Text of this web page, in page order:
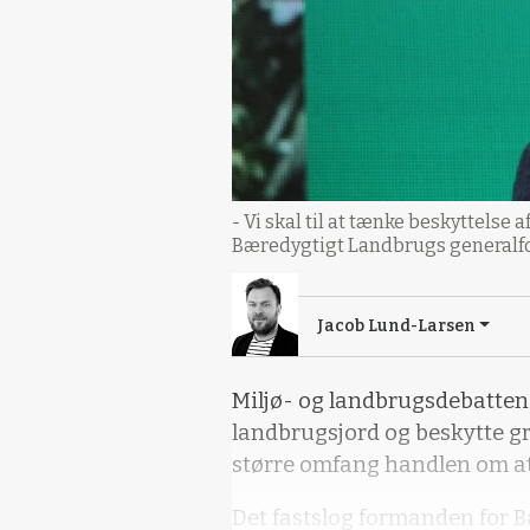
- Vi skal til at tænke beskyttelse
Bæredygtigt Landbrugs
Jacob Lund-Larsen
Miljø- og
landbrugsjord og beskytte
større omfang handlen om
Det fastslog formanden for